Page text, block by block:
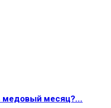
медовый месяц?...